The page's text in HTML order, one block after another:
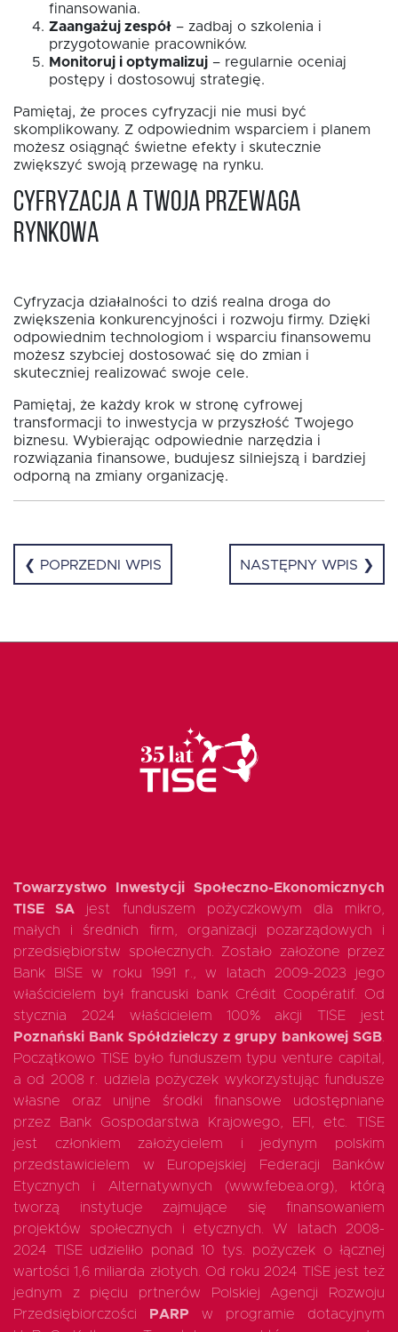
finansowania.
Zaangażuj zespół – zadbaj o szkolenia i
przygotowanie pracowników.
Monitoruj i optymalizuj – regularnie oceniaj
postępy i dostosowuj strategię.
Pamiętaj, że proces cyfryzacji nie musi być
skomplikowany. Z odpowiednim wsparciem i planem
możesz osiągnąć świetne efekty i skutecznie
zwiększyć swoją przewagę na rynku.
Cyfryzacja a Twoja przewaga
rynkowa
Cyfryzacja działalności to dziś realna droga do
zwiększenia konkurencyjności i rozwoju firmy. Dzięki
odpowiednim technologiom i wsparciu finansowemu
możesz szybciej dostosować się do zmian i
skuteczniej realizować swoje cele.
Pamiętaj, że każdy krok w stronę cyfrowej
transformacji to inwestycja w przyszłość Twojego
biznesu. Wybierając odpowiednie narzędzia i
rozwiązania finansowe, budujesz silniejszą i bardziej
odporną na zmiany organizację.
❮ POPRZEDNI WPIS NASTĘPNY WPIS ❯
Towarzystwo Inwestycji Społeczno-Ekonomicznych
TISE SA jest funduszem pożyczkowym dla mikro,
małych i średnich firm, organizacji pozarządowych i
przedsiębiorstw społecznych. Zostało założone przez
Bank BISE w roku 1991 r., w latach 2009-2023 jego
właścicielem był francuski bank Crédit Coopératif. Od
stycznia 2024 właścicielem 100% akcji TISE jest
Poznański Bank Spółdzielczy z grupy bankowej SGB.
Początkowo TISE było funduszem typu venture capital,
a od 2008 r. udziela pożyczek wykorzystując fundusze
własne oraz unijne środki finansowe udostępniane
przez Bank Gospodarstwa Krajowego, EFI, etc. TISE
jest członkiem założycielem i jedynym polskim
przedstawicielem w Europejskiej Federacji Banków
Etycznych i Alternatywnych (www.febea.org), którą
tworzą instytucje zajmujące się finansowaniem
projektów społecznych i etycznych. W latach 2008-
2024 TISE udzieliło ponad 10 tys. pożyczek o łącznej
wartości 1,6 miliarda złotych. Od roku 2024 TISE jest też
jednym z pięciu prtnerów Polskiej Agencji Rozwoju
Przedsiębiorczości
PARP w programie dotacyjnym